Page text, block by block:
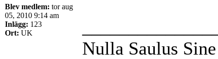
Blev medlem: tor aug
05, 2010 9:14 am
Inlägg: 123
Ort: UK
Nulla Saulus